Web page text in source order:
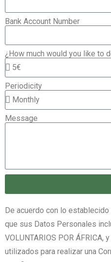
Bank Account Number
¿How much would you like to
Periodicity
Message
De acuerdo con lo
que sus Datos Personales
VOLUNTARIOS POR
utilizados para realizar una